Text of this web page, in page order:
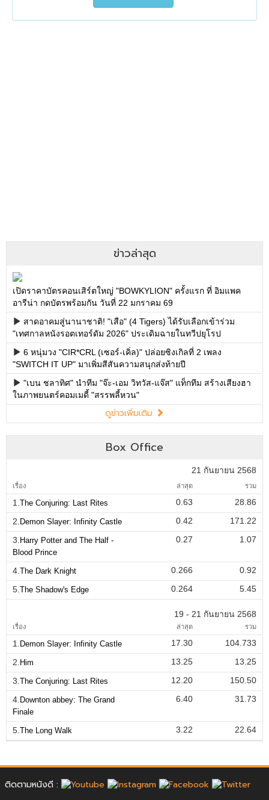
ข่าวล่าสุด
เปิดราคาบัตรคอนเสิร์ตใหญ่ "BOWKYLION" ครั้งแรก ที่ อิมแพค
อารีน่า กดบัตรพร้อมกัน วันที่ 22 มกราคม 69
สาดอาคมสู่นานาชาติ! "เสือ" (4 Tigers) ได้รับเลือกเข้าร่วม
"เทศกาลหนังรอตเทอร์ดัม 2026" ประเดิมฉายในทวีปยุโรป
6 หนุ่มวง "CIR*CRL (เซอร์-เคิ่ล)" ปล่อยซิงเกิลที่ 2 เพลง
"SWITCH IT UP" มาเพิ่มสีสันความสนุกส่งท้ายปี
"เบน ชลาทิศ" นำทีม "จ๊ะ-เอม วิทวัส-แจ๊ส" แท็กทีม สร้างเสียงฮา
ในภาพยนตร์คอมเมดี้ "สรรพลี้หวน"
ดูข่าวเพิ่มเติม
Box Office
21 กันยายน 2568
เรื่อง ล่าสุด รวม
1. The Conjuring: Last Rites 0.63
28.86
2. Demon Slayer: Infinity Castle 0.42
171.22
3. Harry Potter and The Half -
Blood Prince
0.27 1.07
4. The Dark Knight 0.266
0.92
5. The Shadow's Edge 0.264 5.45
19 - 21 กันยายน 2568
เรื่อง ล่าสุด รวม
1. Demon Slayer: Infinity Castle 17.30
104.733
2. Him 13.25
13.25
3. The Conjuring: Last Rites 12.20
150.50
4. Downton abbey: The Grand
Finale
6.40 31.73
5. The Long Walk 3.22 22.64
ติดตามหนังดี :